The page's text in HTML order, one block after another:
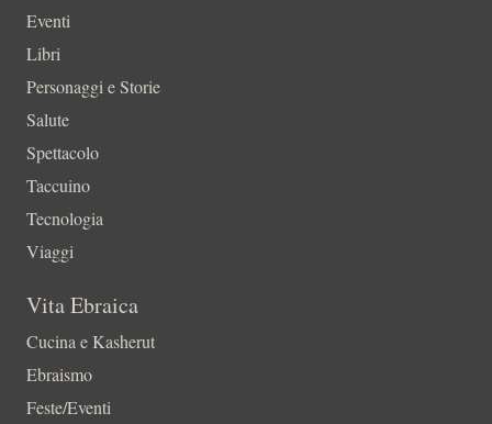
Eventi
Libri
Personaggi e Storie
Salute
Spettacolo
Taccuino
Tecnologia
Viaggi
Vita Ebraica
Cucina e Kasherut
Ebraismo
Feste/Eventi